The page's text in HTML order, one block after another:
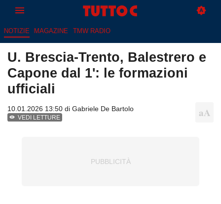
NOTIZIE MAGAZINE TMW RADIO
U. Brescia-Trento, Balestrero e
Capone dal 1': le formazioni
ufficiali
10.01.2026 13:50 di Gabriele De Bartolo
VEDI LETTURE